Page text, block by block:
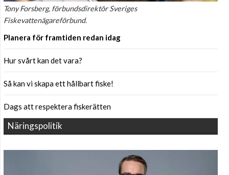
Tony Forsberg, förbundsdirektör Sveriges
Fiskevattenägareförbund.
Planera för framtiden redan idag
Hur svårt kan det vara?
Så kan vi skapa ett hållbart fiske!
Dags att respektera fiskerätten
Näringspolitik